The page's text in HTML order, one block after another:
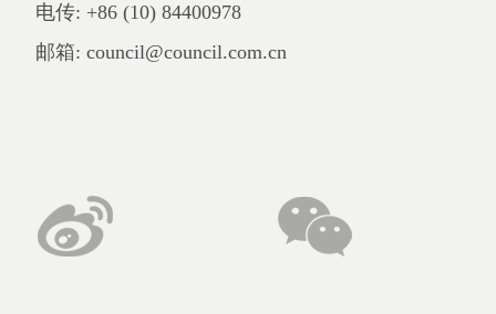
电传: +86 (10) 84400978
邮箱: council@council.com.cn